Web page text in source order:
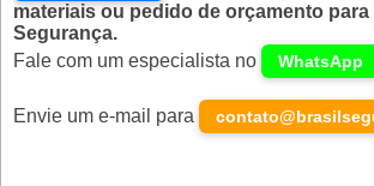
materiais ou pedido de orçamento para
Segurança.
Fale com um especialista no
WhatsApp
Envie um e-mail para